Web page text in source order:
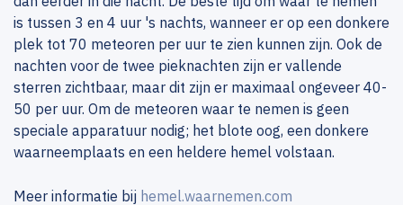
is tussen 3 en 4 uur 's nachts, wanneer er op een donkere
plek tot 70 meteoren per uur te zien kunnen zijn. Ook de
nachten voor de twee pieknachten zijn er vallende
sterren zichtbaar, maar dit zijn er maximaal ongeveer 40-
50 per uur. Om de meteoren waar te nemen is geen
speciale apparatuur nodig; het blote oog, een donkere
waarneemplaats en een heldere hemel volstaan.
Meer informatie bij hemel.waarnemen.com